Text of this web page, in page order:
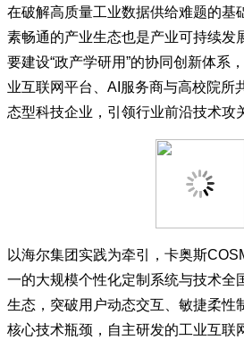
在破解高质量工业数据供给难题的基
素畅通的产业生态也是产业可持续发
要建设“政产学研用”的协同创新体系
业互联网平台、AI服务商与高校院所
态型科技企业，引领行业前沿技术攻
以海尔集团实践为牵引，卡奥斯
一的大规模个性化定制系统与技术全
生态，突破用户动态交互、敏捷柔性
核心技术瓶颈，自主研发的工业互联